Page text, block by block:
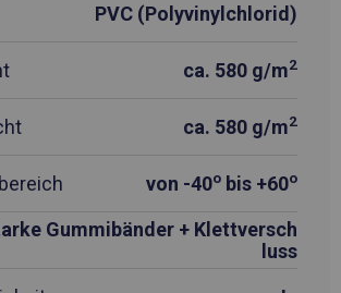
PVC (Polyvinylchlorid)
ca. 580 g/m2
ca. 580 g/m2
von -40o bis +60o
Gummibänder + Klettversch
luss